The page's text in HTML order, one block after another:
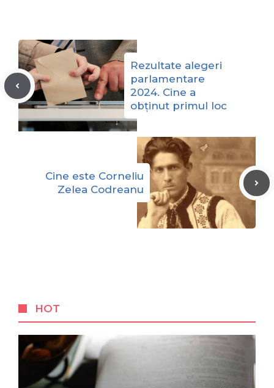
Rezultate alegeri
parlamentare
2024. Cine a
obținut primul loc
Cine este Corneliu
Zelea Codreanu
HOT